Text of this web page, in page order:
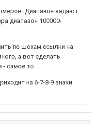
Диапазон задают
диапазон 100000-
по шохам ссылки на
а вот сделать
- самое то.
на 6-7-8-9 знаки.